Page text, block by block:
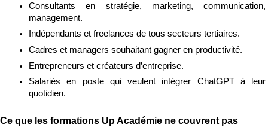
Consultants en stratégie, marketing, communication,
management.
Indépendants et freelances de tous secteurs tertiaires.
Cadres et managers souhaitant gagner en productivité.
Entrepreneurs et créateurs d’entreprise.
Salariés en poste qui veulent intégrer ChatGPT à leur
quotidien.
Ce que les formations Up Académie ne couvrent pas